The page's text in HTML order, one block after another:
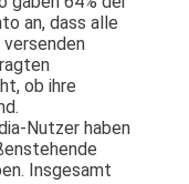
an, dass alle
ob ihre
­Nutzer haben
Insgesamt